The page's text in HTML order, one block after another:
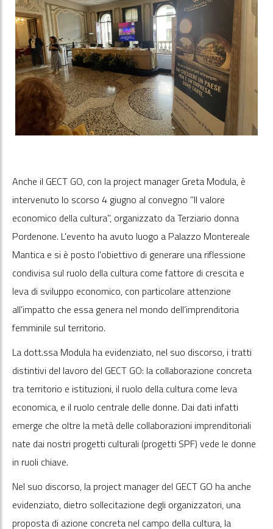
Anche il GECT GO, con la project manager Greta Modula, è
intervenuto lo scorso 4 giugno al convegno "Il valore
economico della cultura", organizzato da Terziario donna
Pordenone. L'evento ha avuto luogo a Palazzo Montereale
Mantica e si è posto l'obiettivo di generare una riflessione
condivisa sul ruolo della cultura come fattore di crescita e
leva di sviluppo economico, con particolare attenzione
all’impatto che essa genera nel mondo dell’imprenditoria
femminile sul territorio.
La dott.ssa Modula ha evidenziato, nel suo discorso, i tratti
distintivi del lavoro del GECT GO: la collaborazione concreta
tra territorio e istituzioni, il ruolo della cultura come leva
economica, e il ruolo centrale delle donne. Dai dati infatti
emerge che oltre la metà delle collaborazioni imprenditoriali
nate dai nostri progetti culturali (progetti SPF) vede le donne
in ruoli chiave.
Nel suo discorso, la project manager del GECT GO ha anche
evidenziato, dietro sollecitazione degli organizzatori, una
proposta di azione concreta nel campo della cultura, la